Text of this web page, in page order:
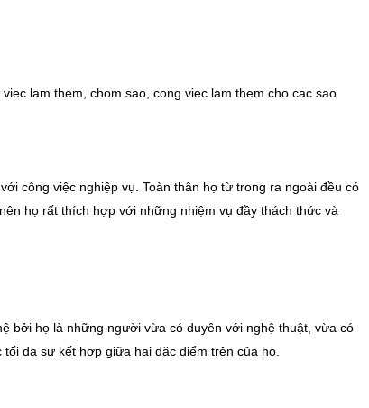
công việc nghiệp vụ. Toàn thân họ từ trong ra ngoài đều có
họ rất thích hợp với những nhiệm vụ đầy thách thức và
bởi họ là những người vừa có duyên với nghệ thuật, vừa có
đa sự kết hợp giữa hai đặc điểm trên của họ.